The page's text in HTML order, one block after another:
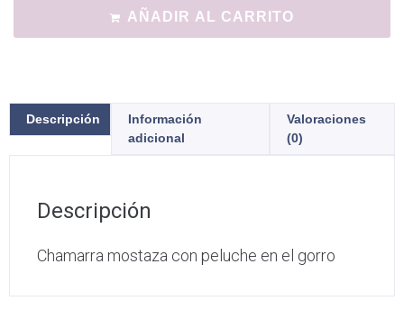
AÑADIR AL CARRITO
Descripción
Información
adicional
Valoraciones
(0)
Descripción
Chamarra mostaza con peluche en el gorro